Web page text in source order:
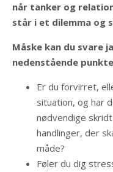
når tanker og
står i et dilemma og
Måske kan du svare
nedenstående
Er du forvirret,
situation, og har
nødvendige
handlinger, der
måde?
Føler du dig